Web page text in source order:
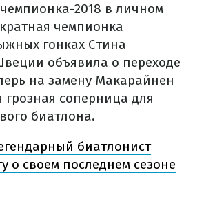
2018 в личном
чемпионка
гонках Стина
объявила о переходе
на замену Макарайнен
соперница для
биатлона.
биатлонист
о своем последнем сезоне